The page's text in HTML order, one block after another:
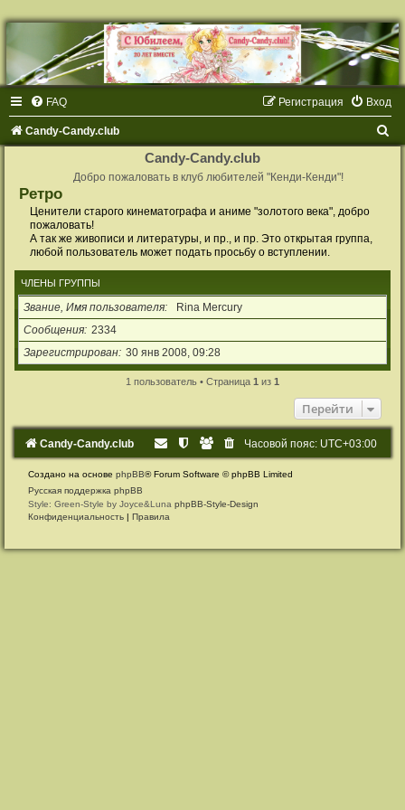
FAQ Вход
Регистрация
Candy-Candy.club
Candy-Candy.club
Добро пожаловать в клуб любителей "Кенди-Кенди"!
Ретро
Ценители старого кинематографа и аниме "золотого века", добро
пожаловать!
А так же живописи и литературы, и пр., и пр. Это открытая группа,
любой пользователь может подать просьбу о вступлении.
ЧЛЕНЫ ГРУППЫ
Звание, Имя пользователя
Rina Mercury
Сообщения 2334
Зарегистрирован 30 янв 2008, 09:28
1 пользователь • Страница 1 из 1
Перейти
Candy-Candy.club Часовой пояс: UTC+03:00
Создано на основе phpBB® Forum Software © phpBB Limited
Русская поддержка phpBB
Style: Green-Style by Joyce&Luna phpBB-Style-Design
Конфиденциальность | Правила